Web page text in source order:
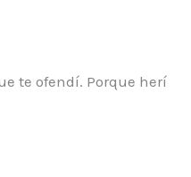
te ofendí. Porque herí